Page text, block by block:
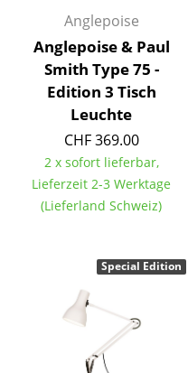
Kindertische
Gartentische
Servierwagen
Einzelteile
... alle Tische
Aufbewahren
Wandregale
Sideboards &
Anglepoise
Anglepoise & Paul
Smith Type 75 -
Edition 3 Tisch
Leuchte
CHF 369.00
2 x sofort lieferbar,
Lieferzeit 2-3 Werktage
(Lieferland Schweiz)
Special Edition